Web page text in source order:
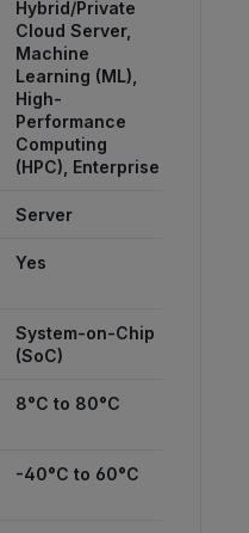
Hybrid/Private
Cloud Server,
Machine
Learning (ML),
High-
Performance
Computing
(HPC), Enterprise
Server
Yes
System-on-Chip
(SoC)
8°C to 80°C
-40°C to 60°C